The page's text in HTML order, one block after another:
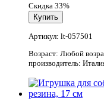
Скидка 33%
Артикул: lt-057501
Возраст: Любой
производитель: